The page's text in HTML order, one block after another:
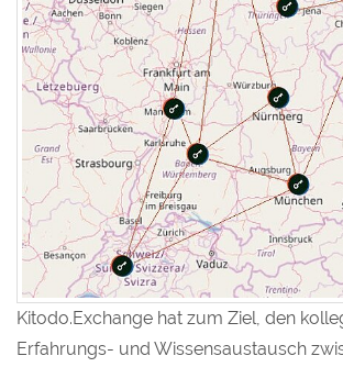
Kitodo.Exchange hat zum Ziel, den
Erfahrungs- und Wissensaustausch